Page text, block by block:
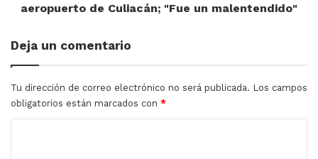
"Fueaeropuerto de Culiacán; "Fue un malentendido"
Deja un comentario
Tu dirección de correo electrónico no será publicada. Los campos
obligatorios están marcados con *